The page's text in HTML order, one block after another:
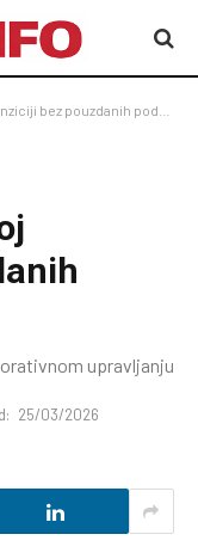
bez pouzdanih podataka
upravljanju
25/03/2026